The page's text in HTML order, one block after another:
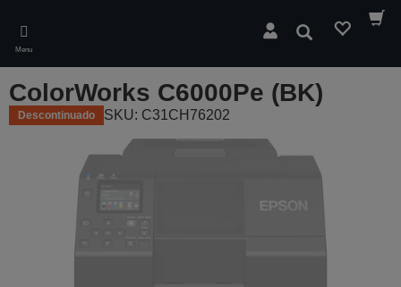
main
content
Menu
Pesquisar
ColorWorks C6000Pe (BK)
Descontinuado SKU: C31CH76202